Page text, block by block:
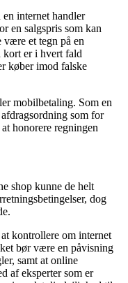
internet handler
en salgspris som kan
et tegn på en
er i hvert fald
køber imod falske
mobilbetaling. Som en
som for
honorere regningen
shop kunne de helt
dog
kontrollere om internet
bør være en påvisning
samt at online
af eksperter som er